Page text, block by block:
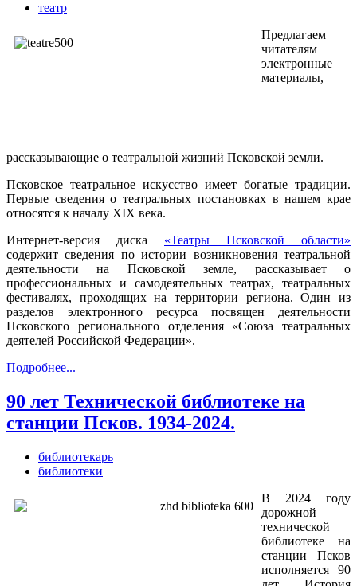
театр
Предлагаем
читателям
электронные
материалы,
рассказывающие о театральной жизний Псковской земли.
Псковское театральное искусство имеет богатые традиции.
Первые сведения о театральных постановках в нашем крае
относятся к началу ХIХ века.
Интернет-версия диска «Театры Псковской области»
содержит сведения по истории возникновения театральной
деятельности на Псковской земле, рассказывает о
профессиональных и самодеятельных театрах, театральных
фестивалях, проходящих на территории региона. Один из
разделов электронного ресурса посвящен деятельности
Псковского регионального отделения «Союза театральных
деятелей Российской Федерации».
Подробнее...
90 лет Технической библиотеке на
станции Псков. 1934-2024.
библиотекарь
библиотеки
В 2024 году
дорожной
технической
библиотеке на
станции Псков
исполняется 90